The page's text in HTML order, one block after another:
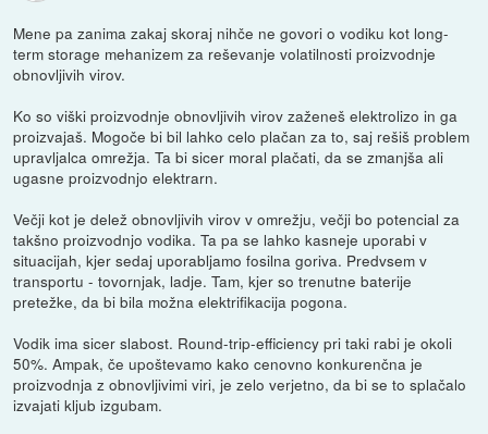
Mene pa zanima zakaj skoraj nihče ne govori o vodiku kot long-
term storage mehanizem za reševanje volatilnosti proizvodnje
obnovljivih virov.
Ko so viški proizvodnje obnovljivih virov zaženeš elektrolizo in ga
proizvajaš. Mogoče bi bil lahko celo plačan za to, saj rešiš problem
upravljalca omrežja. Ta bi sicer moral plačati, da se zmanjša ali
ugasne proizvodnjo elektrarn.
Večji kot je delež obnovljivih virov v omrežju, večji bo potencial za
takšno proizvodnjo vodika. Ta pa se lahko kasneje uporabi v
situacijah, kjer sedaj uporabljamo fosilna goriva. Predvsem v
transportu - tovornjak, ladje. Tam, kjer so trenutne baterije
pretežke, da bi bila možna elektrifikacija pogona.
Vodik ima sicer slabost. Round-trip-efficiency pri taki rabi je okoli
50%. Ampak, če upoštevamo kako cenovno konkurenčna je
proizvodnja z obnovljivimi viri, je zelo verjetno, da bi se to splačalo
izvajati kljub izgubam.